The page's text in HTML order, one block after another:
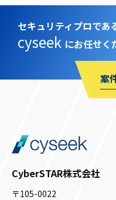
セキュリティプロであ
cyseek にお任せく
案
CyberSTAR株式会社
〒105-0022